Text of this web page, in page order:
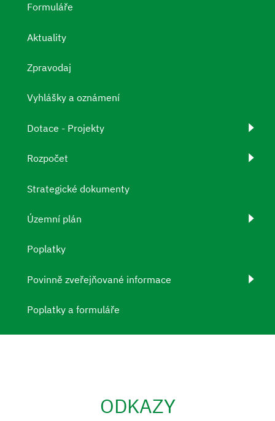
Formuláře
Aktuality
Zpravodaj
Vyhlášky a oznámení
Dotace - Projekty
Rozpočet
Strategické dokumenty
Územní plán
Poplatky
Povinně zveřejňované informace
Poplatky a formuláře
ODKAZY